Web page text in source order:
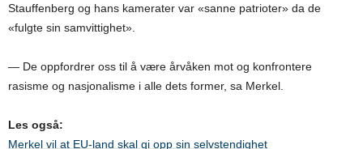
Stauffenberg og hans kamerater var «sanne patrioter» da de
«fulgte sin samvittighet».
— De oppfordrer oss til å være årvåken mot og konfrontere
rasisme og nasjonalisme i alle dets former, sa Merkel.
Les også:
Merkel vil at EU-land skal gi opp sin selvstendighet